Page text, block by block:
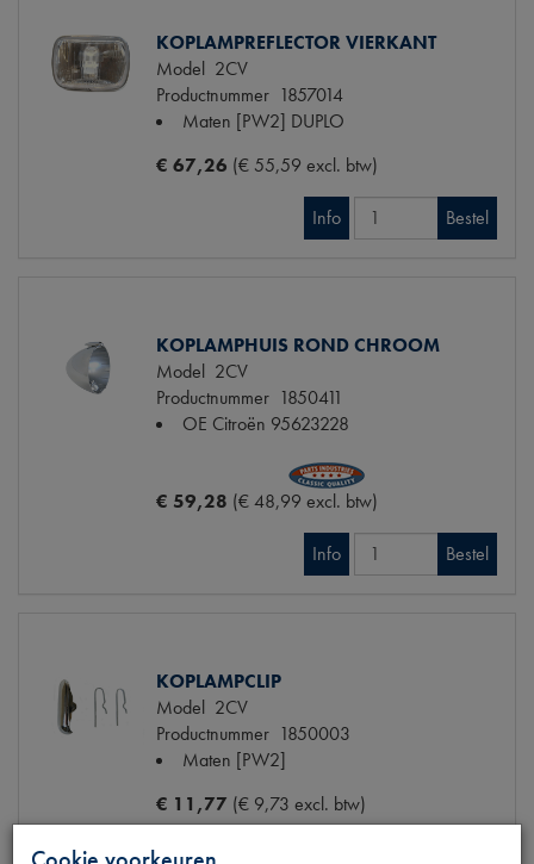
KOPLAMPREFLECTOR VIERKANT
Model 2CV
Productnummer 1857014
Maten [PW2] DUPLO
€ 67,26 (€ 55,59 excl. btw)
Info Bestel
KOPLAMPHUIS ROND CHROOM
Model 2CV
Productnummer 1850411
OE Citroën 95623228
€ 59,28 (€ 48,99 excl. btw)
Info Bestel
KOPLAMPCLIP
Model 2CV
Productnummer 1850003
Maten [PW2]
€ 11,77 (€ 9,73 excl. btw)